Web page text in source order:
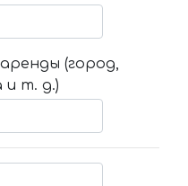
(город,
и т. д.)